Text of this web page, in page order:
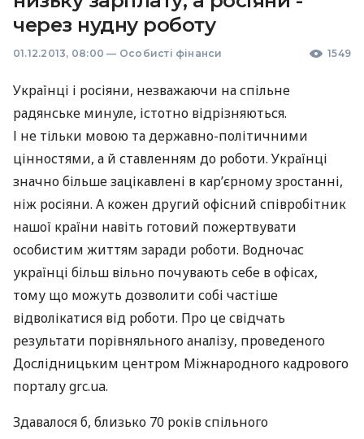
через нудну роботу
01.12.2013, 08:00 — Особисті фінанси 1549
Українці і росіяни, незважаючи на спільне
радянське минуле, істотно відрізняються.
І не тільки мовою та державно-політичними
цінностями, а й ставленням до роботи. Українці
значно більше зацікавлені в кар’єрному зростанні,
ніж росіяни. А кожен другий офісний співробітник
нашої країни навіть готовий пожертвувати
особистим життям заради роботи. Водночас
українці більш вільно почувають себе в офісах,
тому що можуть дозволити собі частіше
відволікатися від роботи. Про це свідчать
результати порівняльного аналізу, проведеного
Дослідницьким центром Міжнародного кадрового
порталу grc.ua.
Здавалося б, близько 70 років спільного